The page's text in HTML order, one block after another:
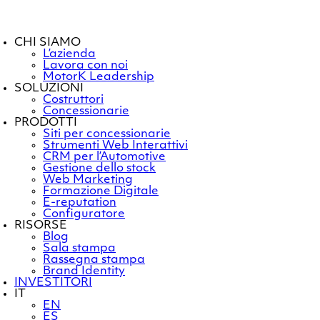
CHI SIAMO
L’azienda
Lavora con noi
MotorK Leadership
SOLUZIONI
Costruttori
Concessionarie
PRODOTTI
Siti per concessionarie
Strumenti Web Interattivi
CRM per l’Automotive
Gestione dello stock
Web Marketing
Formazione Digitale
E-reputation
Configuratore
RISORSE
Blog
Sala stampa
Rassegna stampa
Brand Identity
INVESTITORI
EN
ES